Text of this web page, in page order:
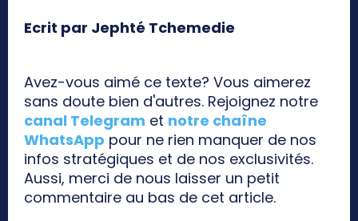
Ecrit par Jephté Tchemedie
Avez-vous aimé ce texte? Vous aimerez
sans doute bien d'autres. Rejoignez notre
canal Telegram et notre chaîne
WhatsApp pour ne rien manquer de nos
infos stratégiques et de nos exclusivités.
Aussi, merci de nous laisser un petit
commentaire au bas de cet article.